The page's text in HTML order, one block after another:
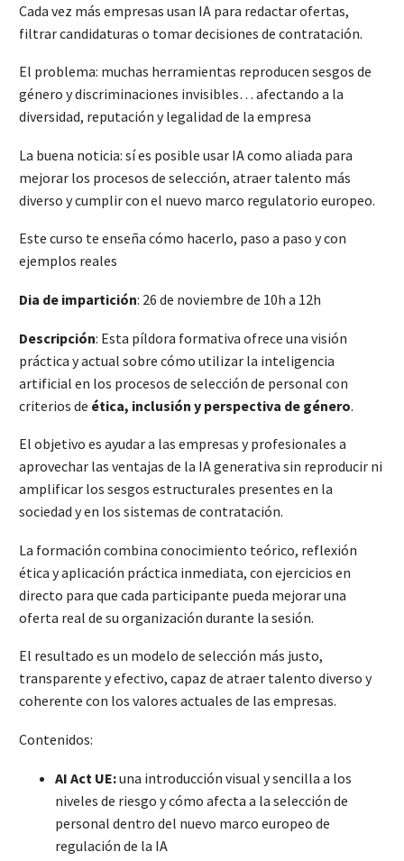
Cada vez más empresas usan IA para redactar ofertas,
filtrar candidaturas o tomar decisiones de contratación.
El problema: muchas herramientas reproducen sesgos de
género y discriminaciones invisibles… afectando a la
diversidad, reputación y legalidad de la empresa
La buena noticia: sí es posible usar IA como aliada para
mejorar los procesos de selección, atraer talento más
diverso y cumplir con el nuevo marco regulatorio europeo.
Este curso te enseña cómo hacerlo, paso a paso y con
ejemplos reales
Dia de impartición: 26 de noviembre de 10h a 12h
Descripción: Esta píldora formativa ofrece una visión
práctica y actual sobre cómo utilizar la inteligencia
artificial en los procesos de selección de personal con
criterios de ética, inclusión y perspectiva de género.
El objetivo es ayudar a las empresas y profesionales a
aprovechar las ventajas de la IA generativa sin reproducir ni
amplificar los sesgos estructurales presentes en la
sociedad y en los sistemas de contratación.
La formación combina conocimiento teórico, reflexión
ética y aplicación práctica inmediata, con ejercicios en
directo para que cada participante pueda mejorar una
oferta real de su organización durante la sesión.
El resultado es un modelo de selección más justo,
transparente y efectivo, capaz de atraer talento diverso y
coherente con los valores actuales de las empresas.
Contenidos:
AI Act UE:una introducción visual y sencilla a los
niveles de riesgo y cómo afecta a la selección de
personal dentro del nuevo marco europeo de
regulación de la IA